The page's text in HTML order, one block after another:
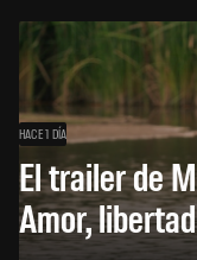
HACE 1 DÍA
El trailer de
Amor,